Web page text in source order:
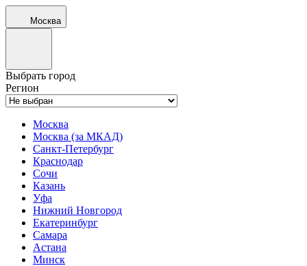
Москва
Выбрать город
Регион
Москва
Москва (за МКАД)
Санкт-Петербург
Краснодар
Сочи
Казань
Уфа
Нижний Новгород
Екатеринбург
Самара
Астана
Минск